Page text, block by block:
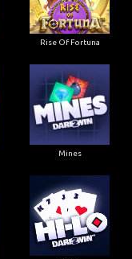
Rise Of Fortuna
Mines